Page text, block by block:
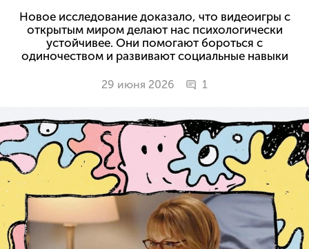
Новое исследование доказало, что видеоигры с
открытым миром делают нас психологически
устойчивее. Они помогают бороться с
одиночеством и развивают социальные навыки
29 июня 2026 1